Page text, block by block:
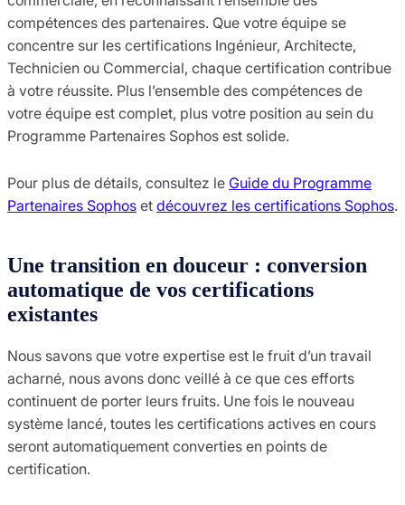
compétences des partenaires. Que votre équipe se
concentre sur les certifications Ingénieur, Architecte,
Technicien ou Commercial, chaque certification contribue
à votre réussite. Plus l’ensemble des compétences de
votre équipe est complet, plus votre position au sein du
Programme Partenaires Sophos est solide.
Pour plus de détails, consultez le Guide du Programme
Partenaires Sophos et découvrez les certifications Sophos.
Une transition en douceur : conversion
automatique de vos certifications
existantes
Nous savons que votre expertise est le fruit d’un travail
acharné, nous avons donc veillé à ce que ces efforts
continuent de porter leurs fruits. Une fois le nouveau
système lancé, toutes les certifications actives en cours
seront automatiquement converties en points de
certification.